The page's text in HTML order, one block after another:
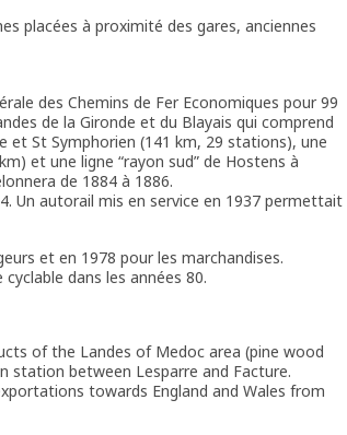
placées à proximité des gares, anciennes
des Chemins de Fer Economiques pour 99
de la Gironde et du Blayais qui comprend
et St Symphorien (141 km, 29 stations), une
et une ligne “rayon sud” de Hostens à
de 1884 à 1886.
Un autorail mis en service en 1937 permettait
et en 1978 pour les marchandises.
dans les années 80.
of the Landes of Medoc area (pine wood
station between Lesparre and Facture.
towards England and Wales from